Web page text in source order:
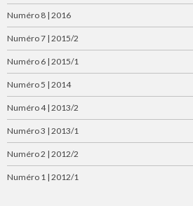
Numéro 8 | 2016
Numéro 7 | 2015/2
Numéro 6 | 2015/1
Numéro 5 | 2014
Numéro 4 | 2013/2
Numéro 3 | 2013/1
Numéro 2 | 2012/2
Numéro 1 | 2012/1